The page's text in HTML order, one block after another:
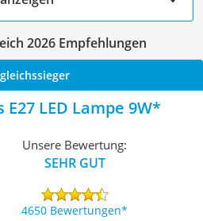
2026 Empfehlungen
LED Lampe 9W
Unsere Bewertung:
SEHR GUT
4650 Bewertungen